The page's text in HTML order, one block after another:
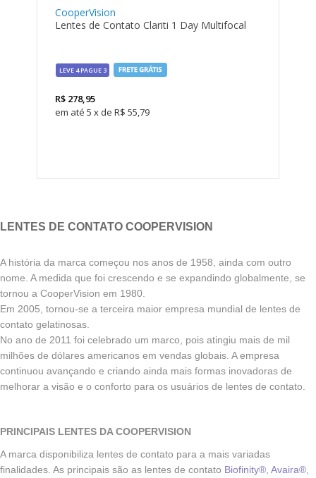
LEVE 4 PAGUE 3
CooperVision
Lentes de Contato Clariti 1 Day Multifocal
R$ 278,95
5 x de R$ 55,79
LENTES DE CONTATO COOPERVISION
A história da marca começou nos anos de 1958, ainda com outro
nome. A medida que foi crescendo e se expandindo globalmente, se
tornou a CooperVision em 1980.
Em 2005, tornou-se a terceira maior empresa mundial de lentes de
contato gelatinosas.
No ano de 2011 foi celebrado um marco, pois atingiu mais de mil
milhões de dólares americanos em vendas globais. A empresa
continuou avançando e criando ainda mais formas inovadoras de
melhorar a visão e o conforto para os usuários de lentes de contato.
PRINCIPAIS LENTES DA COOPERVISION
A marca disponibiliza lentes de contato para a mais variadas
finalidades. As principais são as lentes de contato Biofinity® Avaira®